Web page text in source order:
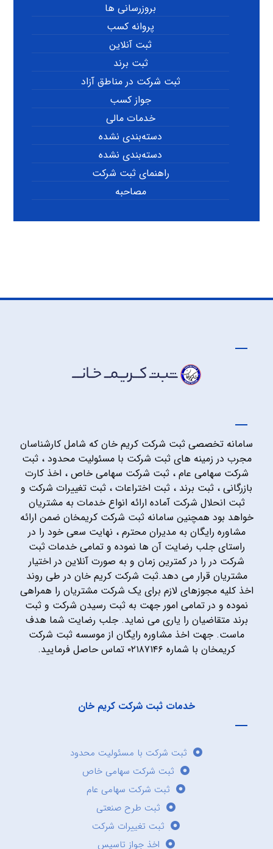
بروزرسانی ها
پروانه کسب
ثبت آنلاین
ثبت برند
ثبت شرکت در مناطق آزاد
جواز کسب
خدمات مالی
دسته‌بندی نشده
دسته‌بندی نشده
راهنمای ثبت شرکت
مصاحبه
سامانه تخصصی ثبت شرکت کریم خان که شامل کارشناسان
مجرب در زمینه های ثبت شرکت با مسئولیت محدود ، ثبت
شرکت سهامی عام ، ثبت شرکت سهامی خاص ، اخذ کارت
بازرگانی ، ثبت برند ، ثبت اختراعات ، ثبت تغییرات شرکت و
ثبت انحلال شرکت آماده ارائه انواع خدمات به مشتریان
خواهد بود همچنین سامانه ثبت شرکت کریمخان ضمن ارائه
مشاوره رایگان به مدیران محترم ، نهایت سعی خود را در
راستای جلب رضایت آن ها نموده و تمامی خدمات ثبت
شرکت در را در کمترین زمان و به صورت آنلاین در اختیار
مشتریان قرار می دهد.ثبت شرکت کریم خان در طی روند
اخذ کلیه مجوزهای لازم برای یک شرکت مشتریان را همراهی
نموده و در تمامی امور جهت به ثبت رسیدن شرکت و ثبت
برند متقاضیان را یاری می نماید. جلب رضایت شما هدف
ماست. جهت اخذ مشاوره رایگان از موسسه ثبت شرکت
کریمخان با شماره ۰۲۱۸۷۱۴۶ تماس حاصل فرمایید.
خدمات ثبت شرکت کریم خان
ثبت شرکت با مسئولیت محدود
ثبت شرکت سهامی خاص
ثبت شرکت سهامی عام
ثبت طرح صنعتی
ثبت تغییرات شرکت
اخذ جواز تاسیس